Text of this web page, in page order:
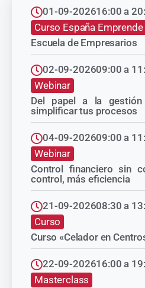
01-09-202616:00 a
Curso España Emprende
Escuela de Empresarios
02-09-202609:00 a
Webinar
Del papel a la
simplificar tus procesos
04-09-202609:00 a
Webinar
Control financiero sin
control, más eficiencia
21-09-202608:30 a
Curso
Curso «Celador en
22-09-202616:00 a
Masterclass